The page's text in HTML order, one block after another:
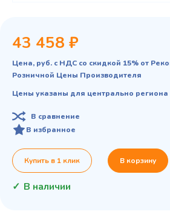
43 458 ₽
Цена, руб. с НДС со скидкой 15% от
Розничной Цены Производителя
Цены указаны для центрально региона
В сравнение
В избранное
Купить в 1 клик В корзину
В наличии